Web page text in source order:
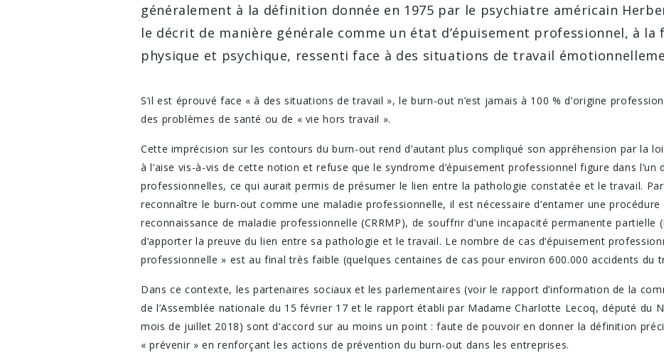
généralement à la définition donnée en 1975 par le psychiatre américain
le décrit de manière générale comme un état d’épuisement professionnel, à la
physique et psychique, ressenti face à des situations de travail
S’il est éprouvé face « à des situations de travail », le burn-out n’est jamais à 100 % d’origine
des problèmes de santé ou de « vie hors travail ».
Cette imprécision sur les contours du burn-out rend d’autant plus compliqué son appréhension par la
à l’aise vis-à-vis de cette notion et refuse que le syndrome d’épuisement professionnel figure dans l’un
professionnelles, ce qui aurait permis de présumer le lien entre la pathologie constatée et le travail.
reconnaître le burn-out comme une maladie professionnelle, il est nécessaire d’entamer une
reconnaissance de maladie professionnelle (CRRMP), de souffrir d’une incapacité permanente partielle
d’apporter la preuve du lien entre sa pathologie et le travail. Le nombre de cas d’épuisement
professionnelle » est au final très faible (quelques centaines de cas pour environ 600.000 accidents du
Dans ce contexte, les partenaires sociaux et les parlementaires (voir le rapport d’information de la
de l’Assemblée nationale du 15 février 17 et le rapport établi par Madame Charlotte Lecoq, député du
mois de juillet 2018) sont d’accord sur au moins un point : faute de pouvoir en donner la définition
« prévenir » en renforçant les actions de prévention du burn-out dans les entreprises.